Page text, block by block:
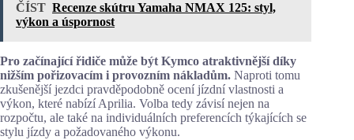
ČÍST Recenze skútru Yamaha NMAX 125: styl,
výkon a úspornost
Pro začínající řidiče může být Kymco atraktivnější díky
nižším pořizovacím i provozním nákladům. Naproti tomu
zkušenější jezdci pravděpodobně ocení jízdní vlastnosti a
výkon, které nabízí Aprilia. Volba tedy závisí nejen na
rozpočtu, ale také na individuálních preferencích týkajících se
stylu jízdy a požadovaného výkonu.